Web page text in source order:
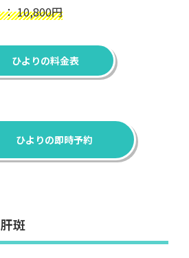
10,800円
ひよりの料金表
ひよりの即時予約
斑